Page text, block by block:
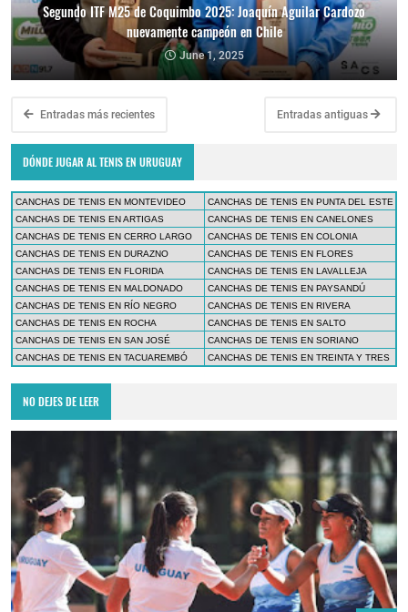
Segundo ITF M25 de Coquimbo 2025: Joaquín Aguilar Cardozo
nuevamente campeón en Chile
June 1, 2025
Entradas más recientes Entradas antiguas
DÓNDE JUGAR AL TENIS EN URUGUAY
CANCHAS DE TENIS EN MONTEVIDEO
CANCHAS DE TENIS EN PUNTA DEL ESTE
CANCHAS DE TENIS EN ARTIGAS
CANCHAS DE TENIS EN CANELONES
CANCHAS DE TENIS EN CERRO LARGO
CANCHAS DE TENIS EN COLONIA
CANCHAS DE TENIS EN DURAZNO
CANCHAS DE TENIS EN FLORES
CANCHAS DE TENIS EN FLORIDA
CANCHAS DE TENIS EN LAVALLEJA
CANCHAS DE TENIS EN MALDONADO
CANCHAS DE TENIS EN PAYSANDÚ
CANCHAS DE TENIS EN RÍO NEGRO
CANCHAS DE TENIS EN RIVERA
CANCHAS DE TENIS EN ROCHA
CANCHAS DE TENIS EN SALTO
CANCHAS DE TENIS EN SAN JOSÉ
CANCHAS DE TENIS EN SORIANO
CANCHAS DE TENIS EN TACUAREMBÓ
CANCHAS DE TENIS EN TREINTA Y TRES
NO DEJES DE LEER